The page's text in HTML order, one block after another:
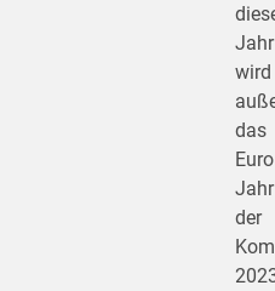
Jahr
wird
das
Jahr
der